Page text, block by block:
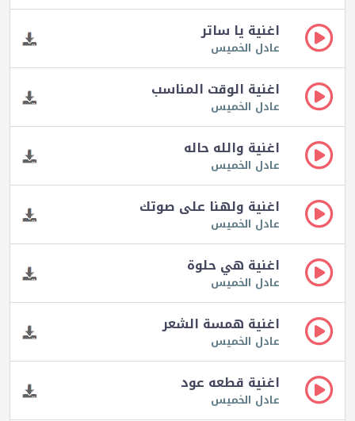
اغنية يا ساتر
عادل الخميس
اغنية الوقت المناسب
عادل الخميس
اغنية والله حاله
عادل الخميس
اغنية ولهنا على صوتك
عادل الخميس
اغنية هي حلوة
عادل الخميس
اغنية همسة الشعر
عادل الخميس
اغنية قطعه عود
عادل الخميس